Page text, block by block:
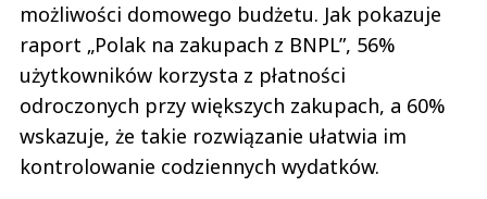
możliwości domowego budżetu. Jak pokazuje
raport „Polak na zakupach z BNPL”, 56%
użytkowników korzysta z płatności
odroczonych przy większych zakupach, a 60%
wskazuje, że takie rozwiązanie ułatwia im
kontrolowanie codziennych wydatków.